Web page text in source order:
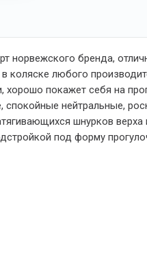
норвежского бренда,
коляске любого
покажет себя на
нейтральные,
шнурков
под форму